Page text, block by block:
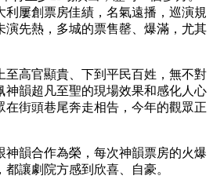
利屢創票房佳績，名氣遠播，巡演規
演先熱，多城的票售罄、爆滿，尤其
至高官顯貴、下到平民百姓，無不對
神韻超凡至聖的現場效果和感化人心
在街頭巷尾奔走相告，今年的觀眾正
神韻合作為榮，每次神韻票房的火爆
讓劇院方感到欣喜、自豪。